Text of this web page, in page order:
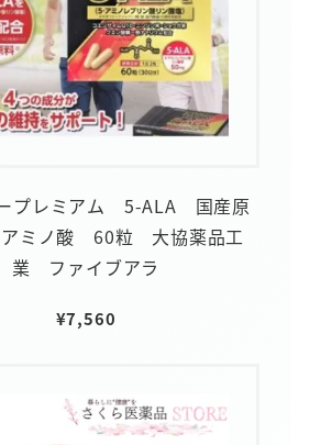
プレミアム 5-ALA 国産原
ミノ酸 60粒 大協薬品工
業 ファイブアラ
¥7,560